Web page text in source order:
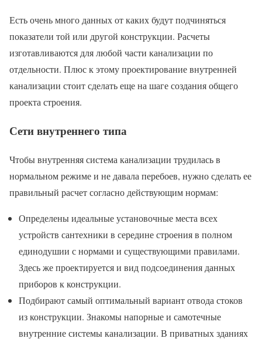
Есть очень много данных от каких будут подчиняться
показатели той или другой конструкции. Расчеты
изготавливаются для любой части канализации по
отдельности. Плюс к этому проектирование внутренней
канализации стоит сделать еще на шаге создания общего
проекта строения.
Сети внутреннего типа
Чтобы внутренняя система канализации трудилась в
нормальном режиме и не давала перебоев, нужно сделать ее
правильный расчет согласно действующим нормам:
Определены идеальные установочные места всех
устройств сантехники в середине строения в полном
единодушии с нормами и существующими правилами.
Здесь же проектируется и вид подсоединения данных
приборов к конструкции.
Подбирают самый оптимальный вариант отвода стоков
из конструкции. Знакомы напорные и самотечные
внутренние системы канализации. В приватных зданиях